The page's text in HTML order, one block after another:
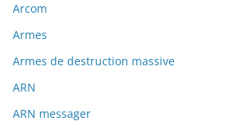
Arcom
Armes
Armes de destruction massive
ARN
ARN messager